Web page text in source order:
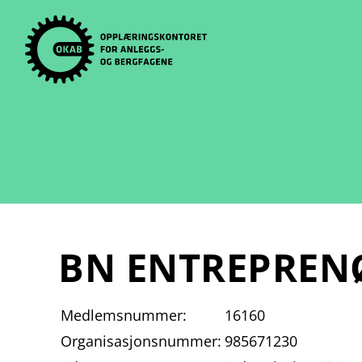
content
BN
Medlemsnummer:
16160
Organisasjonsnummer: 985671230